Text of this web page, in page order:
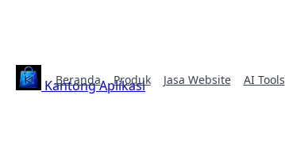
Kantong Aplikasi
Beranda Produk Jasa Website AI Tools